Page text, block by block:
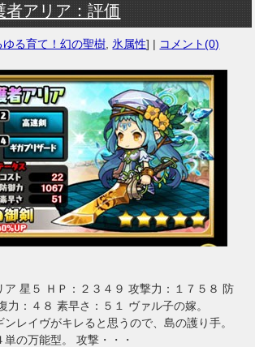
者アリア：評価
ゆる育て！幻の聖樹 氷属性] | コメント(0)
ア 星５ ＨＰ：２３４９ 攻撃力：１７５８ 防
力：４８ 素早さ：５１ ヴァル子の嫁。
ンレイヴがキレると思うので、島の護り手。
の万能型。 攻撃・・・